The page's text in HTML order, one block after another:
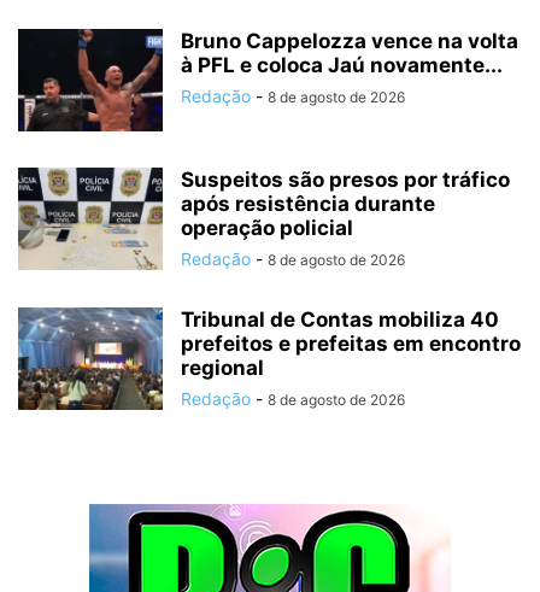
Bruno Cappelozza vence na volta
à PFL e coloca Jaú novamente...
Redação - 8 de agosto de 2026
Suspeitos são presos por tráfico
após resistência durante
operação policial
Redação - 8 de agosto de 2026
Tribunal de Contas mobiliza 40
prefeitos e prefeitas em encontro
regional
Redação - 8 de agosto de 2026